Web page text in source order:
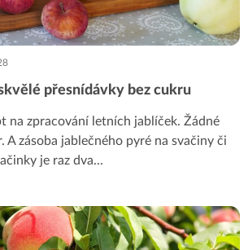
přesnídávky bez cukru
na zpracování letních jablíček. Žádné
A zásoba jablečného pyré na svačiny či
je raz dva...